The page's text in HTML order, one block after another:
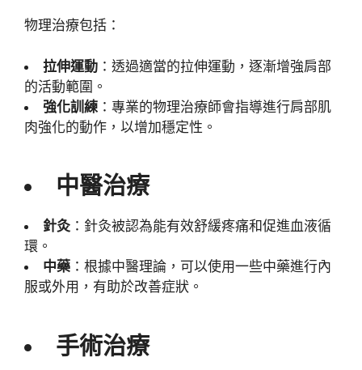
物理治療包括：
拉伸運動 ：透過適當的拉伸運動，逐漸增強肩部
的活動範圍。
強化訓練 ：專業的物理治療師會指導進行肩部肌
肉強化的動作，以增加穩定性。
中醫治療
針灸 ：針灸被認為能有效舒緩疼痛和促進血液循
環。
中藥 ：根據中醫理論，可以使用一些中藥進行內
服或外用，有助於改善症狀。
手術治療